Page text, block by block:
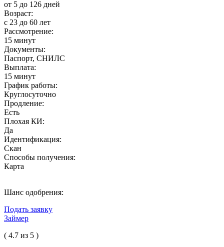
от 5 до 126 дней
Возраст:
с 23 до 60 лет
Рассмотрение:
15 минут
Документы:
Паспорт, СНИЛС
Выплата:
15 минут
График работы:
Круглосуточно
Продление:
Есть
Плохая КИ:
Да
Идентификация:
Скан
Способы получения:
Карта
Шанс одобрения:
Подать заявку
Займер
( 4.7 из 5 )